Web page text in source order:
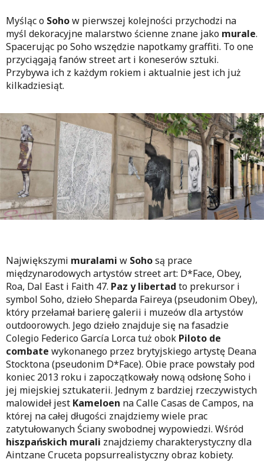
Myśląc o Sohow pierwszej kolejności przychodzi na
myśl dekoracyjne malarstwo ścienne znane jako murale.
Spacerując po Soho wszędzie napotkamy graffiti. To one
przyciągają fanów street art i koneserów sztuki.
Przybywa ich z każdym rokiem i aktualnie jest ich już
kilkadziesiąt.
Największymi muralami w Sohosą prace
międzynarodowych artystów street art: D*Face, Obey,
Roa, Dal East i Faith 47. Paz y libertad to prekursor i
symbol Soho, dzieło Sheparda Faireya (pseudonim Obey),
który przełamał barierę galerii i muzeów dla artystów
outdoorowych. Jego dzieło znajduje się na fasadzie
Colegio Federico García Lorca tuż obok Piloto de
combate wykonanego przez brytyjskiego artystę Deana
Stocktona (pseudonim D*Face). Obie prace powstały pod
koniec 2013 roku i zapoczątkowały nową odsłonę Soho i
jej miejskiej sztukaterii. Jednym z bardziej rzeczywistych
malowideł jest Kameloen na Calle Casas de Campos, na
której na całej długości znajdziemy wiele prac
zatytułowanych Ściany swobodnej wypowiedzi. Wśród
hiszpańskich murali znajdziemy charakterystyczny dla
Aintzane Cruceta popsurrealistyczny obraz kobiety.